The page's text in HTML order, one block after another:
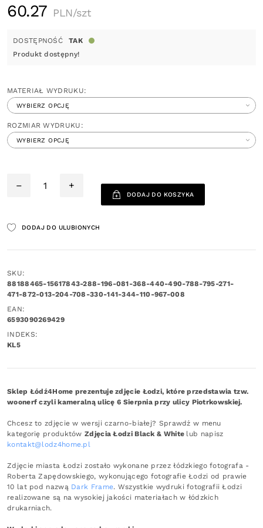
60.27 PLN/szt
DOSTĘPNOŚĆ
TAK
Produkt dostępny!
MATERIAŁ WYDRUKU:
ROZMIAR WYDRUKU:
– +
DODAJ DO KOSZYKA
DODAJ DO ULUBIONYCH
SKU:
88188465-15617843-288-196-081-368-440-490-788-795-271-
471-872-013-204-708-330-141-344-110-967-008
EAN:
6593090269429
INDEKS:
KL5
Sklep Łódź4Home prezentuje zdjęcie Łodzi, które przedstawia tzw.
woonerf czyli kameralną ulicę 6 Sierpnia przy ulicy Piotrkowskiej.
Chcesz to zdjęcie w wersji czarno-białej? Sprawdź w menu
kategorię produktówZdjęcia Łodzi Black & White lub napisz
kontakt@lodz4home.pl
Zdjęcie miasta Łodzi zostało wykonane przez łódzkiego fotografa -
Roberta Zapędowskiego, wykonującego fotografie Łodzi od prawie
10 lat pod nazwą Dark Frame. Wszystkie wydruki fotografii Łodzi
realizowane są na wysokiej jakości materiałach w łódzkich
drukarniach.